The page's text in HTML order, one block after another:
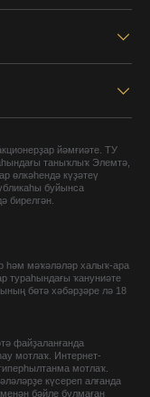
йәмғиәте. ТУ
таныҡлыҡ Элемтә,
өлкәһендә күҙәтеү
буйынса
бирелгән.
һәм мәҡәләләр халыҡ-ара
тураһындағы ҡануниәте
бөтә хәбәрҙәре лә 18
файҙаланғанда
мотлаҡ. Интернет-
мотлаҡ.
күсереп алғанда
бәйле булмаған